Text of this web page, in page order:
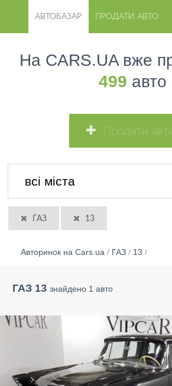
АВТОБАЗАР ПРОДАТИ АВТО
На CARS.UA вже
499 авто
Продати
ГАЗ 13
Авторинок на Cars.ua / ГАЗ / 13 /
ГАЗ 13 знайдено 1 авто